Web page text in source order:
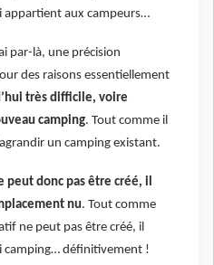
appartient aux campeurs…
par-là, une précision
des raisons essentiellement
très difficile, voire
camping. Tout comme il
un camping existant.
donc pas être créé, il
nu. Tout comme
ne peut pas être créé, il
camping… définitivement !